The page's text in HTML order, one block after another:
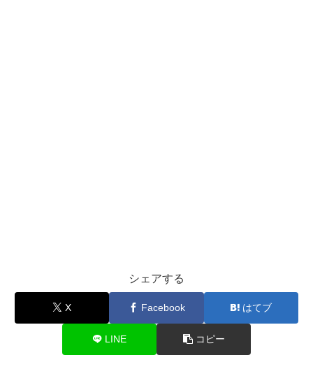
シェアする
X Facebook はてブ
LINE コピー